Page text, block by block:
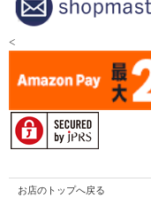
<
お店のトップへ戻る